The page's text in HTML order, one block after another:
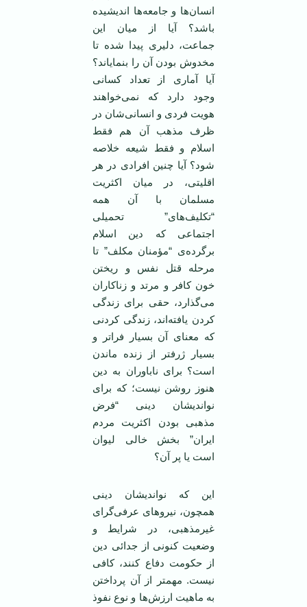
انسان‌ها و جامعه‌ها اندیشیده‌
باشد؟ آیا از میان این
جماعت، دلیری پیدا شده تا
مخدوش بودن آن را بنمایاند؟
آیا آماری از تعداد کسانی
وجود دارد که نمی‌خواهند
هویت فردی و انسانی‌شان در
ظرف مذهب آن هم فقط
اسلام و فقط شیعه خلاصه
شود؟ آیا چنین افرادی در هر
اقلیتی، در میان اکثریت
مسلمان با آن همه
“تکلیف‌های” تحمیلی
اجتماعی که دین اسلام
برگرده‌ی “مؤمنان مکلف” تا
مرحله قتل نفس و ریختن
خون کافر و مرتد و زناکاران
می‌گذارد، حقی برای زندگی
کردن یافته‌اند، زندگی کردنی
که معنای آن بسیار فراتر و
بسیار ژرفتر از زنده ماندن
است؟ برای ناباوران به دین
هنوز روشن نیست؛ که برای
نواندیشان دینی “فرض
مذهبی بودن اکثریت مردم
ایران” بخش خالی لیوان
است یا پر آن؟
این که نواندیشان دینی
همچون، نیروهای عرفی‌گرای
غیرمذهبی، در شرایط و
وضعیت کنونی از جدائی دین
از حکومت‌ دفاع ‌کنند، کافی
نیست. مهمتر از آن پرداختن
به ماهیت ارزش‌ها و نوع نفوذ